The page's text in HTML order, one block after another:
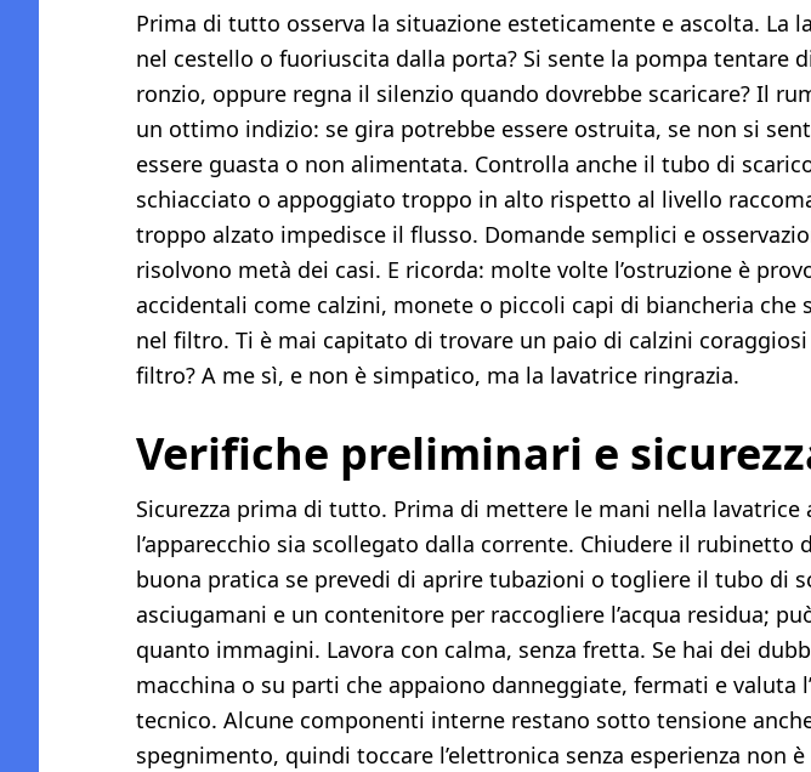
Prima di tutto osserva la situazione esteticamente e ascolta. La
nel cestello o fuoriuscita dalla porta? Si sente la pompa tentare
ronzio, oppure regna il silenzio quando dovrebbe scaricare? Il
un ottimo indizio: se gira potrebbe essere ostruita, se non si
essere guasta o non alimentata. Controlla anche il tubo di
schiacciato o appoggiato troppo in alto rispetto al livello
troppo alzato impedisce il flusso. Domande semplici e
risolvono metà dei casi. E ricorda: molte volte l’ostruzione è
accidentali come calzini, monete o piccoli capi di biancheria che
nel filtro. Ti è mai capitato di trovare un paio di calzini
filtro? A me sì, e non è simpatico, ma la lavatrice ringrazia.
Verifiche preliminari e
Sicurezza prima di tutto. Prima di mettere le mani nella lavatrice
l’apparecchio sia scollegato dalla corrente. Chiudere il rubinetto
buona pratica se prevedi di aprire tubazioni o togliere il tubo di
asciugamani e un contenitore per raccogliere l’acqua residua;
quanto immagini. Lavora con calma, senza fretta. Se hai dei
macchina o su parti che appaiono danneggiate, fermati e valuta
tecnico. Alcune componenti interne restano sotto tensione
spegnimento, quindi toccare l’elettronica senza esperienza non